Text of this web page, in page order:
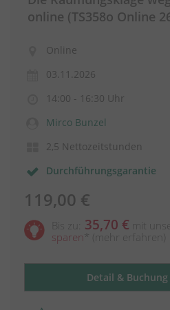
online (TS358o Online
Online
03.11.2026
14:00 - 16:30 Uhr
Mirco Bunzel
2,5 Nettozeitstunden
Durchführungsgarantie
119,00 €
Bis zu: 35,70 € mit
sparen
(mehr erfahren)
Detail & Buchung